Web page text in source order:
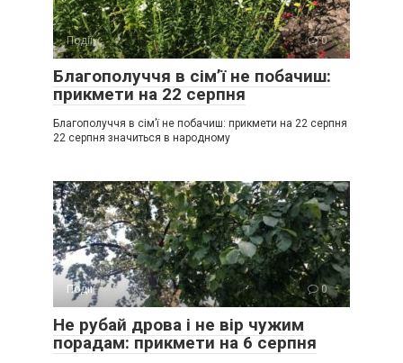
Події 0
Благополуччя в сім’ї не побачиш:
прикмети на 22 серпня
Благополуччя в сім’ї не побачиш: прикмети на 22 серпня
22 серпня значиться в народному
Події 0
Не рубай дрова і не вір чужим
порадам: прикмети на 6 серпня